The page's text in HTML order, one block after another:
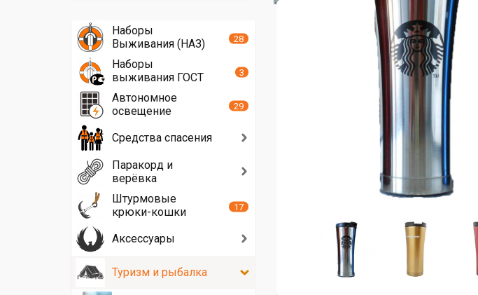
Наборы
Выживания (НАЗ)
28
Наборы
выживания ГОСТ
3
Автономное
освещение
29
Средства спасения
Паракорд и
верёвка
Штурмовые
крюки-кошки
17
Аксессуары
Туризм и рыбалка